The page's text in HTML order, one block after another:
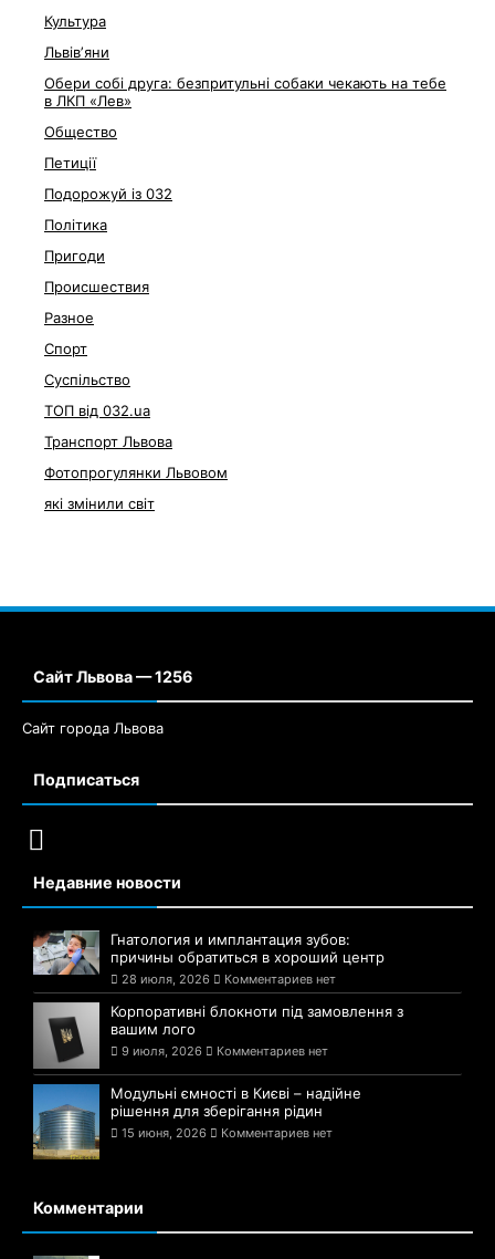
Культура
Львівʼяни
Обери собі друга: безпритульні собаки чекають на тебе
в ЛКП «Лев»
Общество
Петиції
Подорожуй із 032
Політика
Пригоди
Происшествия
Разное
Спорт
Суспільство
ТОП від 032.ua
Транспорт Львова
Фотопрогулянки Львовом
які змінили світ
Сайт Львова — 1256
Сайт города Львова
Подписаться
Недавние новости
Гнатология и имплантация зубов:
причины обратиться в хороший центр
28 июля, 2026 Комментариев нет
Корпоративні блокноти під замовлення з
вашим лого
9 июля, 2026 Комментариев нет
Модульні ємності в Києві – надійне
рішення для зберігання рідин
15 июня, 2026 Комментариев нет
Комментарии